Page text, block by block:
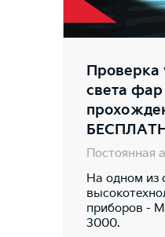
Проверка
света
Постоянная
На одном из
приборов -
3000.